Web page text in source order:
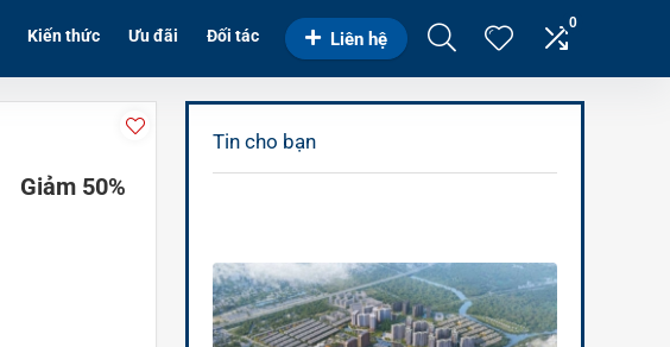
Kiến thức Ưu đãi Đối tác Liên hệ
0
Giảm 50%
Tin cho bạn